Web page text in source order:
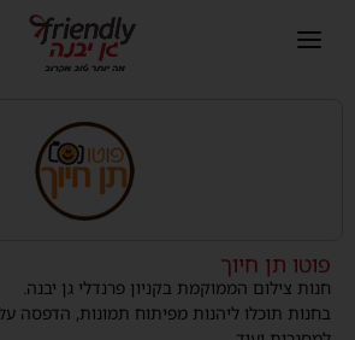
פתיחת תפריט ניווט
פוטו תן חיוך
חנות צילום הממוקמת בקניון פרנדלי גן יבנה.
בחנות תוכלו ליהנות מפיתוח תמונות, הדפסה